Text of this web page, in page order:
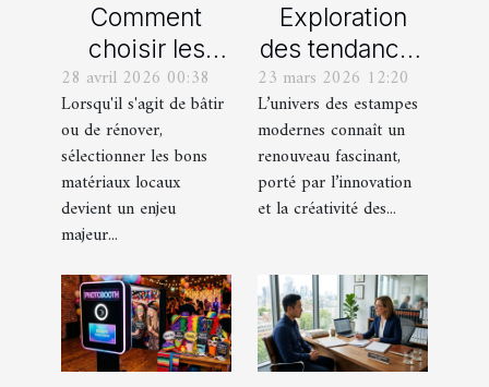
Comment
choisir les
meilleurs
matériaux
locaux pour
votre maison ?
28 avril 2026 00:38
Lorsqu'il s'agit de bâtir
ou de rénover,
sélectionner les bons
matériaux locaux
devient un enjeu
majeur...
Exploration
des tendances
actuelles en
estampes
modernes
23 mars 2026 12:20
L’univers des estampes
modernes connaît un
renouveau fascinant,
porté par l’innovation
et la créativité des...